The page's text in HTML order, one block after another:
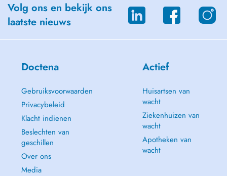
Volg ons en bekijk ons
laatste nieuws
Doctena
Gebruiksvoorwaarden
Privacybeleid
Klacht indienen
Beslechten van
geschillen
Over ons
Media
Actief
Huisartsen van
wacht
Ziekenhuizen van
wacht
Apotheken van
wacht